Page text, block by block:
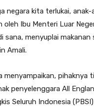
negara kita terlukai,
oleh Ibu Menteri Luar
sana, menyuplai
Amali.
menyampaikan,
penyelenggara All
Seluruh Indonesia